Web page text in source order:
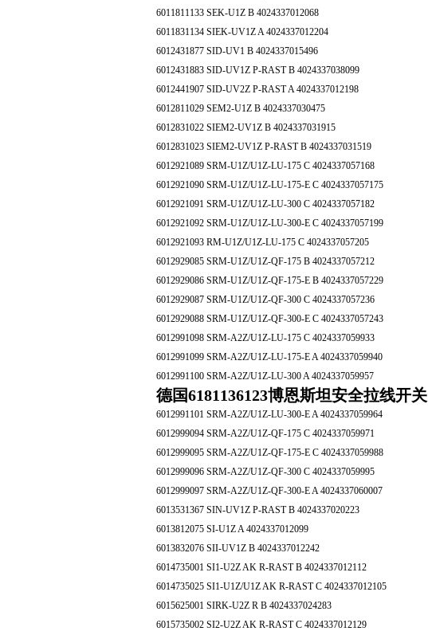
6011811133 SEK-U1Z B 4024337012068
6011831134 SIEK-UV1Z A 4024337012204
6012431877 SID-UV1 B 4024337015496
6012431883 SID-UV1Z P-RAST B 4024337038099
6012441907 SID-UV2Z P-RAST A 4024337012198
6012811029 SEM2-U1Z B 4024337030475
6012831022 SIEM2-UV1Z B 4024337031915
6012831023 SIEM2-UV1Z P-RAST B 4024337031519
6012921089 SRM-U1Z/U1Z-LU-175 C 4024337057168
6012921090 SRM-U1Z/U1Z-LU-175-E C 4024337057175
6012921091 SRM-U1Z/U1Z-LU-300 C 4024337057182
6012921092 SRM-U1Z/U1Z-LU-300-E C 4024337057199
6012921093 RM-U1Z/U1Z-LU-175 C 4024337057205
6012929085 SRM-U1Z/U1Z-QF-175 B 4024337057212
6012929086 SRM-U1Z/U1Z-QF-175-E B 4024337057229
6012929087 SRM-U1Z/U1Z-QF-300 C 4024337057236
6012929088 SRM-U1Z/U1Z-QF-300-E C 4024337057243
6012991098 SRM-A2Z/U1Z-LU-175 C 4024337059933
6012991099 SRM-A2Z/U1Z-LU-175-E A 4024337059940
6012991100 SRM-A2Z/U1Z-LU-300 A 4024337059957
德国6181136123博恩斯坦安全拉线开关
6012991101 SRM-A2Z/U1Z-LU-300-E A 4024337059964
6012999094 SRM-A2Z/U1Z-QF-175 C 4024337059971
6012999095 SRM-A2Z/U1Z-QF-175-E C 4024337059988
6012999096 SRM-A2Z/U1Z-QF-300 C 4024337059995
6012999097 SRM-A2Z/U1Z-QF-300-E A 4024337060007
6013531367 SIN-UV1Z P-RAST B 4024337020223
6013812075 SI-U1Z A 4024337012099
6013832076 SII-UV1Z B 4024337012242
6014735001 SI1-U2Z AK R-RAST B 4024337012112
6014735025 SI1-U1Z/U1Z AK R-RAST C 4024337012105
6015625001 SIRK-U2Z R B 4024337024283
6015735002 SI2-U2Z AK R-RAST C 4024337012129